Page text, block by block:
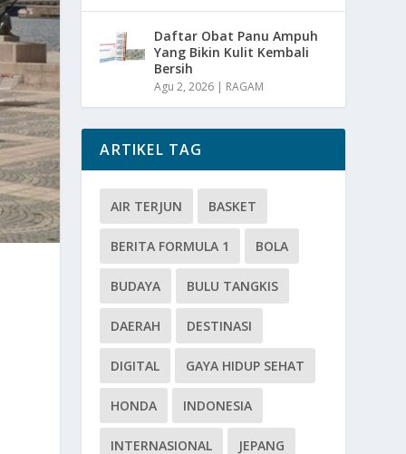
Daftar Obat Panu Ampuh
Yang Bikin Kulit Kembali
Bersih
Agu 2, 2026 | RAGAM
ARTIKEL TAG
AIR TERJUN BASKET
BERITA FORMULA 1 BOLA
BUDAYA BULU TANGKIS
DAERAH DESTINASI
DIGITAL GAYA HIDUP SEHAT
HONDA INDONESIA
INTERNASIONAL JEPANG